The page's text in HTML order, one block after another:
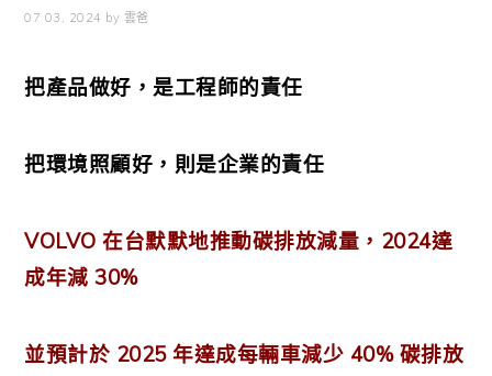
07 03, 2024 by 雲爸
把產品做好，是工程師的責任
把環境照顧好，則是企業的責任
VOLVO 在台默默地推動碳排放減量，2024達
成年減 30%
並預計於 2025 年達成每輛車減少 40% 碳排放